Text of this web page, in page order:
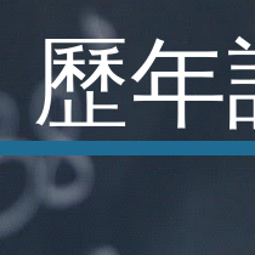
歷